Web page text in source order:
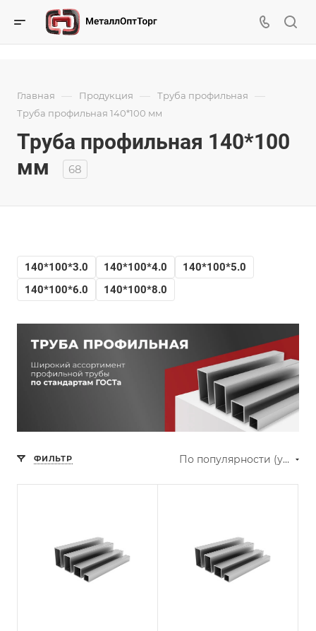
Главная — Продукция — Труба профильная —
Труба профильная 140*100 мм
Труба профильная 140*100
мм
68
140*100*3.0 140*100*4.0
140*100*5.0
140*100*6.0
140*100*8.0
ФИЛЬТР По популярности (убывание)